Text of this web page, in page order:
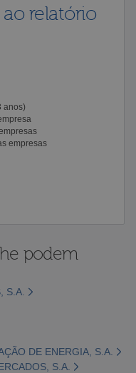
relatório
anos)
empresas
podem
S.A.
DE ENERGIA, S.A.
S.A.